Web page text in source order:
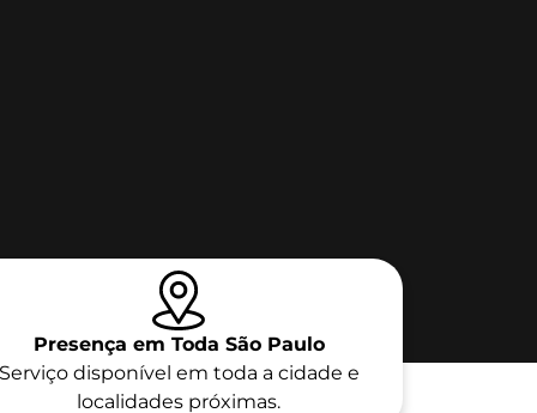
Presença em Toda São Paulo
Serviço disponível em toda a cidade e
localidades próximas.